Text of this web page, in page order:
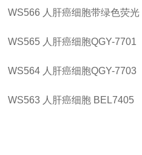
WS566 人肝癌细胞带绿色荧光
WS565 人肝癌细胞QGY-7701
WS564 人肝癌细胞QGY-7703
WS563 人肝癌细胞 BEL7405